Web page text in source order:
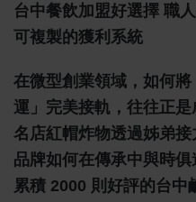
台中餐飲加盟好選擇 職
可複製的獲利系統
在微型創業領域，如何
運」完美接軌，往往正
名店紅帽炸物透過姊弟
品牌如何在傳承中與時
累積 2000 則好評的台中